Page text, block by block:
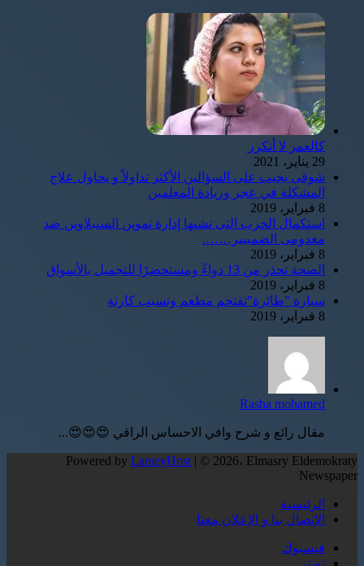
كالعمر لا أتكرر
29 يناير، 2021
شوقى يجيب على السؤالين الأكثر تداولاً و يحاول علاج
المشكلة في عجز وزيادة المعلمين
8 فبراير، 2019
استكمال الحرب التى تشنها إدارة تموين السنبلاوين ضد
معدومى الضمييير…….
8 فبراير، 2019
الصحة تحذر من 13 دواءً ومستحضرًا للتجميل بالأسواق
8 فبراير، 2019
سيارة "طائرة"تقتحم مطعم وتسبب كارثة
8 فبراير، 2019
Rasha mohamed
مقال رائع و شرح وافي الاحساس الراقي 😍😍😍...
Powered by LameyHost | © 2026، Elmasry Eldemokraty
Newspaper
الرئيسية
الإتصال بنا و الإعلان معنا
فيسبوك
تويتر